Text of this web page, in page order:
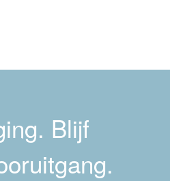
Blijf